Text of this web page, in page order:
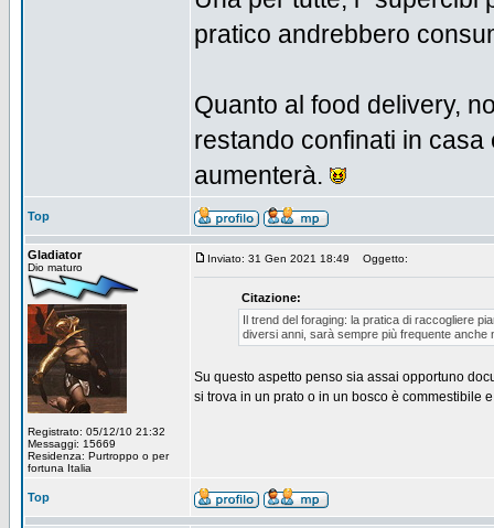
pratico andrebbero
Quanto al food delivery,
restando confinati in
aumenterà.
Top
Gladiator
Dio maturo
Registrato: 05/12/10 21:32
Messaggi: 15669
Residenza: Purtroppo o per
fortuna Italia
Inviato: 31 Gen 2021 18:49 Oggetto:
Citazione:
Il trend del foraging: la pratica di raccogliere
diversi anni, sarà sempre più frequente anche
Su questo aspetto penso sia assai opportuno
si trova in un prato o in un bosco è commestibile
Top